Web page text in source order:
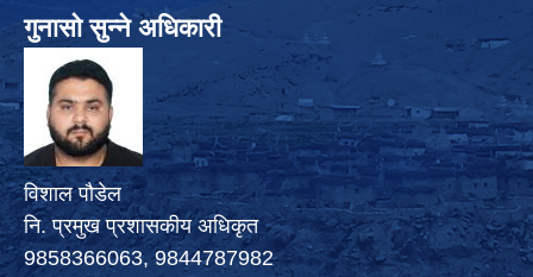
गुनासो सुन्ने अधिकारी
विशाल पौडेल
नि. प्रमुख प्रशासकीय अधिकृत
9858366063, 9844787982